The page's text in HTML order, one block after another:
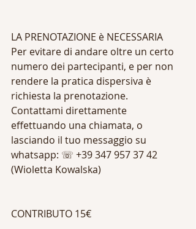
LA PRENOTAZIONE è NECESSARIA
Per evitare di andare oltre un certo
numero dei partecipanti, e per non
rendere la pratica dispersiva è
richiesta la prenotazione.
Contattami direttamente
effettuando una chiamata, o
lasciando il tuo messaggio su
whatsapp: ☏ +39 347 957 37 42
(Wioletta Kowalska)
CONTRIBUTO 15€